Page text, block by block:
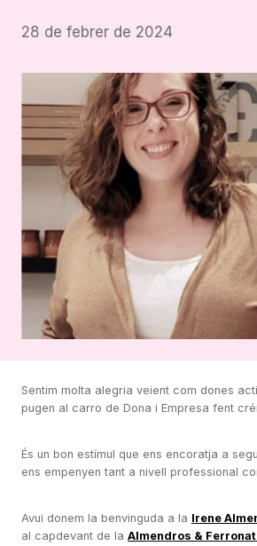
28 de febrer de 2024
Sentim molta alegria veient com dones
pugen al carro de Dona i Empresa fent
És un bon estímul que ens encoratja a
ens empenyen tant a nivell professional
Avui donem la benvinguda a la Irene
al capdevant de la Almendros &